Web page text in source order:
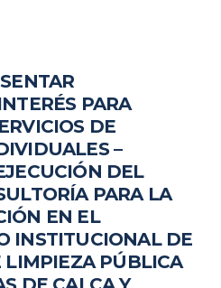
PARA
DE
–
DEL
PARA LA
EN EL
INSTITUCIONAL DE
LIMPIEZA PÚBLICA